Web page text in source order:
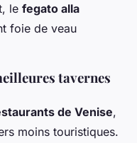
le fegato alla
foie de veau
tavernes
de Venise,
moins touristiques.